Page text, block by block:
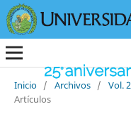
Inicio / Archivos / Vol.
Artículos